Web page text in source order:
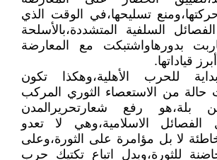
تسليحها،في الوقت الذي
السلفية المتشددة،بالأسلحة
بدورهاواشتبكت مع المعارضة
قياداتها.
للحرب الأهلية،وهكذا تكون
حالة من الاستعصاء الثوري المركب
بلة،هو رفع شعارتحريرالمدن
الفصائل الاسلامية،وهي لا تعدو
خاطئة لا بل مؤامرة على الثورة،وعلى
للثورة،وبدل اتباع تكتيك حرب